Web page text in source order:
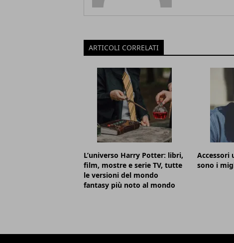
ARTICOLI CORRELATI
L’universo Harry Potter: libri,
film, mostre e serie TV, tutte
le versioni del mondo
fantasy più noto al mondo
Accessori
sono i